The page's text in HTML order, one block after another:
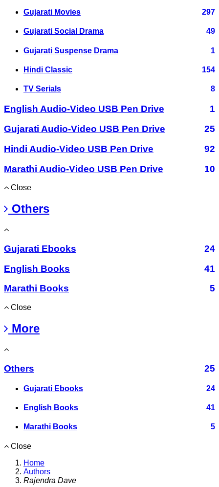
Gujarati Movies 297
Gujarati Social Drama 49
Gujarati Suspense Drama 1
Hindi Classic 154
TV Serials 8
English Audio-Video USB Pen Drive
1
Gujarati Audio-Video USB Pen Drive
25
Hindi Audio-Video USB Pen Drive
92
Marathi Audio-Video USB Pen Drive
10
Close
Others
Gujarati Ebooks
24
English Books
41
Marathi Books
5
Close
More
Others 25
Gujarati Ebooks 24
English Books 41
Marathi Books 5
Close
Home
Authors
Rajendra Dave